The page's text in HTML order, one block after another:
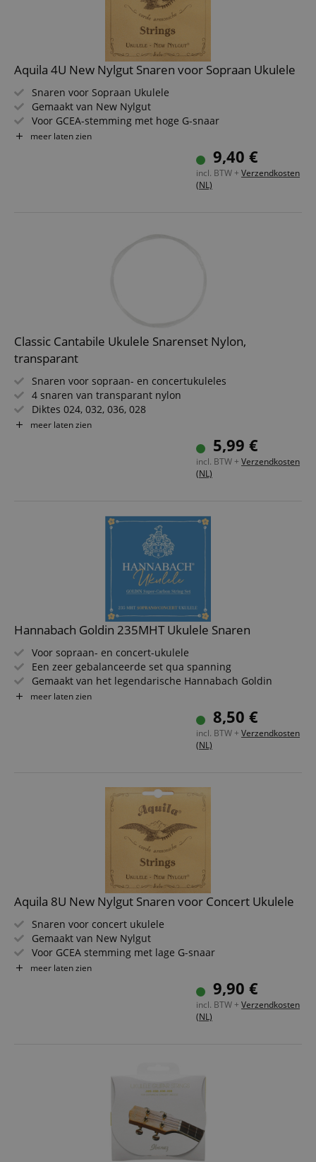
Aquila 4U New Nylgut Snaren voor Sopraan Ukulele
Snaren voor Sopraan Ukulele
Gemaakt van New Nylgut
Voor GCEA-stemming met hoge G-snaar
Gedefinieerde, zingende klank met uitstekende respons
Korte rekfase en betere stemstabiliteit dan normaal
meer laten zien
9,40 €
incl. BTW + Verzendkosten
(NL)
Classic Cantabile Ukulele Snarenset Nylon,
transparant
Snaren voor sopraan- en concertukuleles
4 snaren van transparant nylon
Diktes 024, 032, 036, 028
Compleet set met 4 snaren
meer laten zien
5,99 €
incl. BTW + Verzendkosten
(NL)
Hannabach Goldin 235MHT Ukulele Snaren
Voor sopraan- en concert-ukulele
Een zeer gebalanceerde set qua spanning
Gemaakt van het legendarische Hannabach Goldin
Super-Carbon
meer laten zien
8,50 €
incl. BTW + Verzendkosten
(NL)
Aquila 8U New Nylgut Snaren voor Concert Ukulele
Snaren voor concert ukulele
Gemaakt van New Nylgut
Voor GCEA stemming met lage G-snaar
Gedefinieerde, zingende klank met uitstekende respons
Korte rekfase en betere stemstabiliteit dan normaal
meer laten zien
9,90 €
incl. BTW + Verzendkosten
(NL)